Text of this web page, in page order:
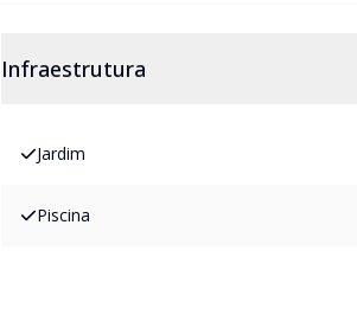
Infraestrutura
Jardim
Piscina